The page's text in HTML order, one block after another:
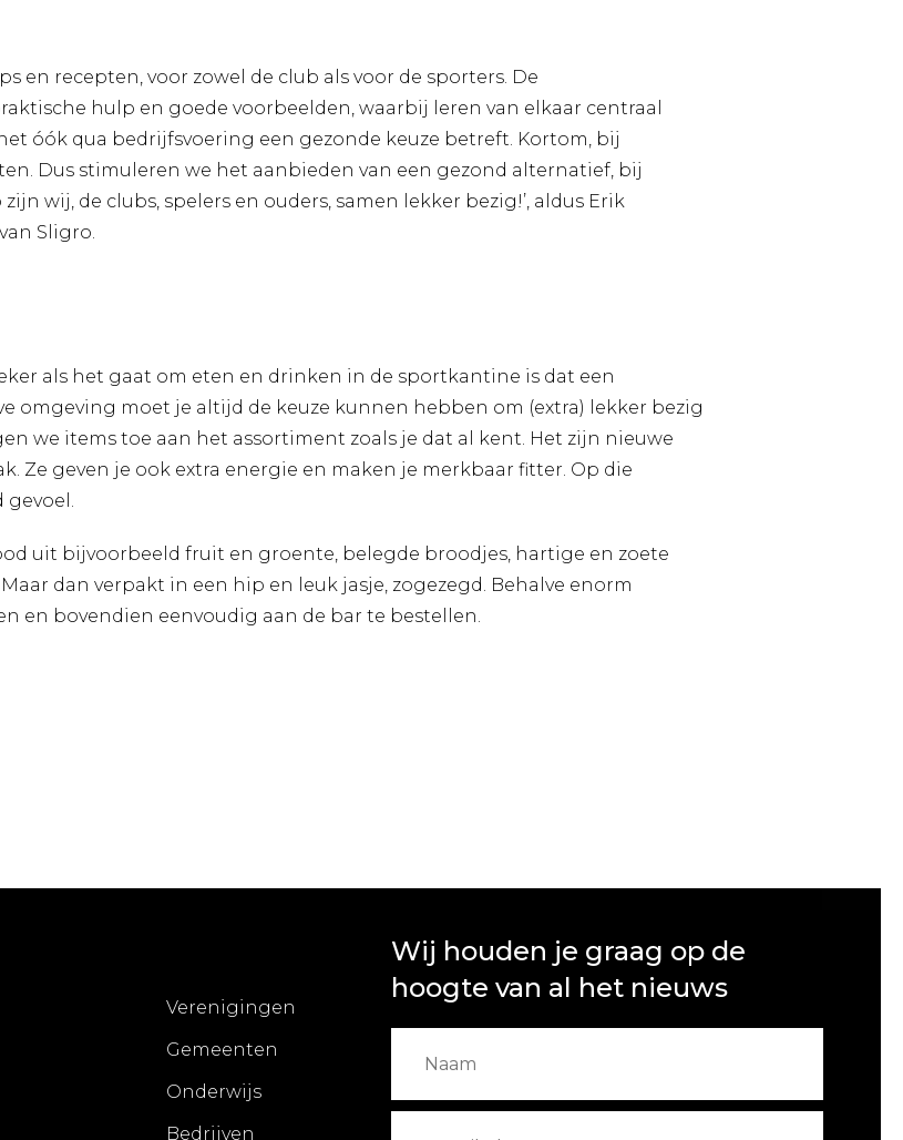
en recepten, voor zowel de club als voor de sporters. De
hulp en goede voorbeelden, waarbij leren van elkaar centraal
óók qua bedrijfsvoering een gezonde keuze betreft. Kortom, bij
Dus stimuleren we het aanbieden van een gezond alternatief, bij
wij, de clubs, spelers en ouders, samen lekker bezig!’, aldus Erik
Sligro.
als het gaat om eten en drinken in de sportkantine is dat een
omgeving moet je altijd de keuze kunnen hebben om (extra) lekker bezig
we items toe aan het assortiment zoals je dat al kent. Het zijn nieuwe
Ze geven je ook extra energie en maken je merkbaar fitter. Op die
gevoel.
uit bijvoorbeeld fruit en groente, belegde broodjes, hartige en zoete
dan verpakt in een hip en leuk jasje, zogezegd. Behalve enorm
en bovendien eenvoudig aan de bar te bestellen.
Verenigingen
Gemeenten
Onderwijs
Bedrijven
Wij houden je graag op de
hoogte van al het nieuws